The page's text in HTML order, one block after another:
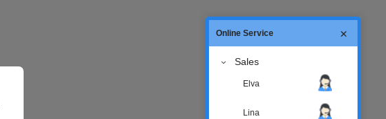
Online Service
Sales
Elva
Lina